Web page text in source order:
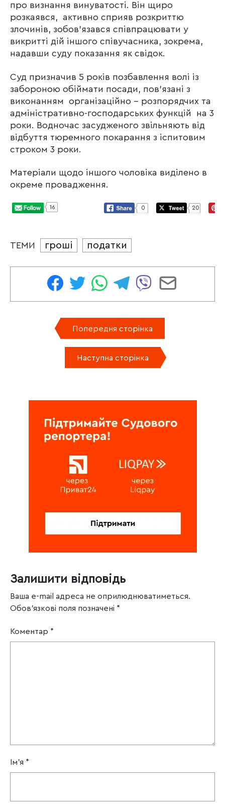
про визнання винуватості. Він щиро
розкаявся, активно сприяв розкриттю
злочинів, зобов’язався співпрацювати у
викритті дій іншого співучасника, зокрема,
надавши суду показання як свідок.
Суд призначив 5 років позбавлення волі із
забороною обіймати посади, пов’язані з
виконанням організаційно – розпорядчих та
адміністративно-господарських функцій на 3
роки. Водночас засудженого звільняють від
відбуття тюремного покарання з іспитовим
строком 3 роки.
Матеріали щодо іншого чоловіка виділено в
окреме провадження.
16 0 20
ТЕМИ гроші податки
Попередня сторінка
Наступна сторінка
Залишити відповідь
Ваша e-mail адреса не оприлюднюватиметься.
Обов’язкові поля позначені *
Коментар *
Ім'я *